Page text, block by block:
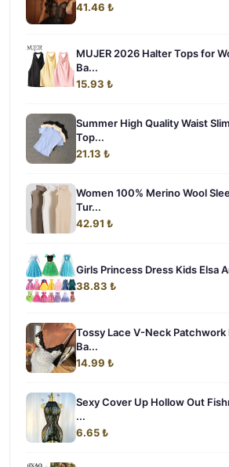
41.46 ₺
MUJER 2026 Halter Tops for
Ba...
15.93 ₺
Summer High Quality Waist
Top...
21.13 ₺
Women 100% Merino Wool
Tur...
42.91 ₺
Girls Princess Dress Kids Elsa
38.83 ₺
Tossy Lace V-Neck Patchwork
Ba...
14.99 ₺
Sexy Cover Up Hollow Out
...
6.65 ₺